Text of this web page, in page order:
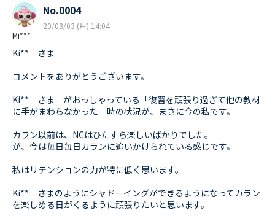
Mi***
No.0004
20/08/03 (月) 14:04
Ki** さま
コメントをありがとうございます。
Ki** さま がおっしゃっている「復習を頑張り過ぎて他の教材
に手がまわらなかった」時の状況が、まさに今の私です。
カラン以前は、NCはひたすら楽しいばかりでした。
が、今は毎日毎日カランに追いかけられている感じです。
私はリテンションの力が特に低く思います。
Ki** さまのようにシャドーイングができるようになってカラン
を楽しめる日がくるように頑張りたいと思います。